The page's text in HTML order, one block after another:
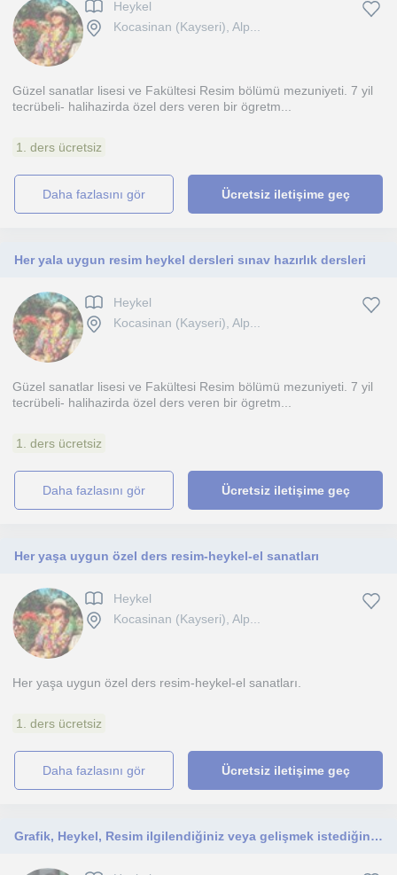
Heykel
Kocasinan (Kayseri), Alp...
Güzel sanatlar lisesi ve Fakültesi Resim bölümü mezuniyeti. 7 yil
tecrübeli- halihazirda özel ders veren bir ögretm...
1. ders ücretsiz
daha fazlasını gör Ücretsiz iletişime geç
Her yala uygun resim heykel dersleri sınav hazırlık dersleri
Heykel
Kocasinan (Kayseri), Alp...
Güzel sanatlar lisesi ve Fakültesi Resim bölümü mezuniyeti. 7 yil
tecrübeli- halihazirda özel ders veren bir ögretm...
1. ders ücretsiz
daha fazlasını gör Ücretsiz iletişime geç
Her yaşa uygun özel ders resim-heykel-el sanatları
Heykel
Kocasinan (Kayseri), Alp...
Her yaşa uygun özel ders resim-heykel-el sanatları.
1. ders ücretsiz
daha fazlasını gör Ücretsiz iletişime geç
Grafik, Heykel, Resim ilgilendiğiniz veya gelişmek istediğiniz alanlarda ders